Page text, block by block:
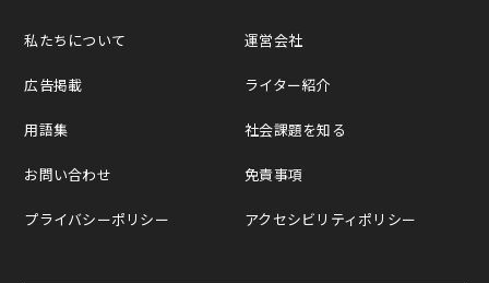
私たちについて
広告掲載
用語集
お問い合わせ
プライバシーポリシー
運営会社
ライター紹介
社会課題を知る
免責事項
アクセシビリティポリシー